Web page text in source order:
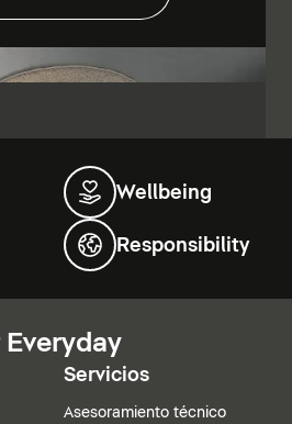
Wellbeing
Responsibility
Servicios
Asesoramiento técnico